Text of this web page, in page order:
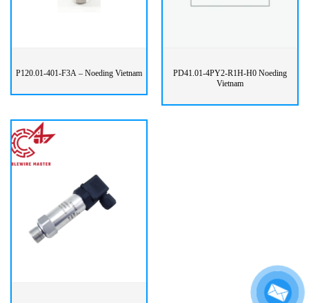
P120.01-401-F3A – Noeding Vietnam
PD41.01-4PY2-R1H-H0 Noeding
Vietnam